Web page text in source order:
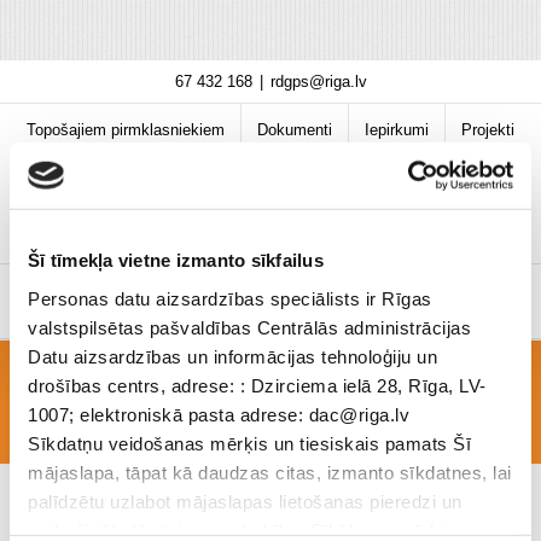
Šī tīmekļa vietne izmanto sīkfailus
Personas datu aizsardzības speciālists ir Rīgas
valstspilsētas pašvaldības Centrālās administrācijas
Datu aizsardzības un informācijas tehnoloģiju un
drošības centrs, adrese: : Dzirciema ielā 28, Rīga, LV-
1007; elektroniskā pasta adrese: dac@riga.lv
Sīkdatņu veidošanas mērķis un tiesiskais pamats Šī
mājaslapa, tāpat kā daudzas citas, izmanto sīkdatnes, lai
palīdzētu uzlabot mājaslapas lietošanas pieredzi un
content
67 432 168 rdgps@riga.lv
Topošajiem pirmklasniekiem Dokumenti Iepirkumi Projekti
Bibliotēka COVID-19 informācija
Nr2